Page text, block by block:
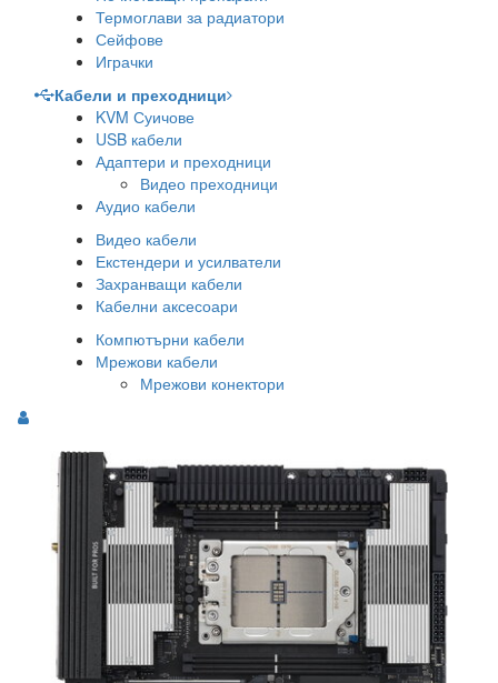
Термоглави за радиатори
Сейфове
Играчки
Кабели и преходници
KVM Суичове
USB кабели
Адаптери и преходници
Видео преходници
Аудио кабели
Видео кабели
Екстендери и усилватели
Захранващи кабели
Кабелни аксесоари
Компютърни кабели
Мрежови кабели
Мрежови конектори